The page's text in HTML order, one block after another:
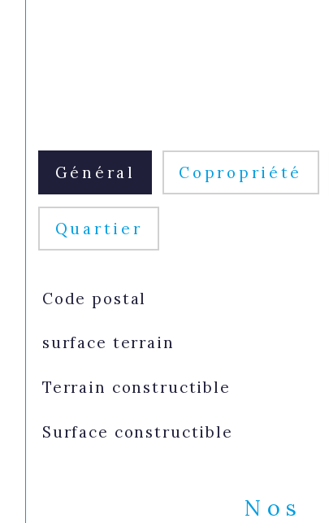
Général Copropriété
Quartier
TRAD_SIROCCO_Caracteristique
Code postal
surface terrain
Terrain constructible
Surface constructible
Nos